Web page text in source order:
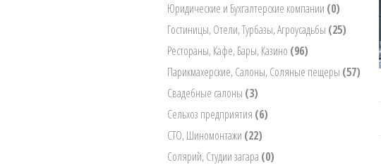
Юридические и Бухгалтерские компании (0)
Гостиницы, Отели, Турбазы, Агроусадьбы (25)
Рестораны, Кафе, Бары, Казино (96)
Парикмахерские, Салоны, Соляные пещеры (57)
Свадебные салоны (3)
Сельхоз предприятия (6)
СТО, Шиномонтажи (22)
Солярий, Студии загара (0)